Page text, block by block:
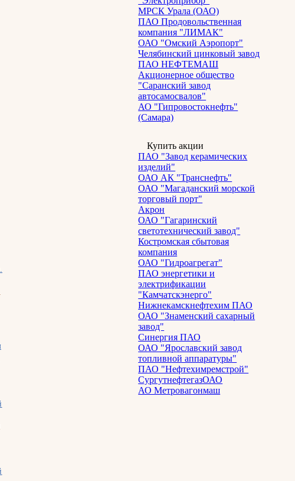
МРСК Урала (ОАО)
ПАО Продовольственная
компания "ЛИМАК"
ОАО "Омский Аэропорт"
Челябинский цинковый завод
ПАО НЕФТЕМАШ
Акционерное общество
"Саранский завод
автосамосвалов"
АО "Гипровостокнефть"
(Самара)
Купить акции
ПАО "Завод керамических
изделий"
ОАО АК "Транснефть"
ОАО "Магаданский морской
торговый порт"
Акрон
ОАО "Гагаринский
светотехнический завод"
Костромская сбытовая
компания
ОАО "Гидроагрегат"
ПАО энергетики и
электрификации
"Камчатскэнерго"
Нижнекамскнефтехим ПАО
ОАО "Знаменский сахарный
завод"
Синергия ПАО
ОАО "Ярославский завод
топливной аппаратуры"
ПАО "Нефтехимремстрой"
СургутнефтегазОАО
АО Метровагонмаш